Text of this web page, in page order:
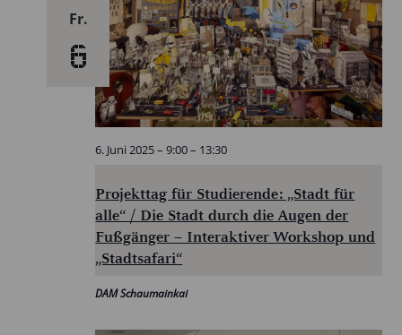
Fr.
6
Projekttag für Studierende: „Stadt für
alle“ / Die Stadt durch die Augen der
Fußgänger – Interaktiver Workshop und
„Stadtsafari“
6. Juni 2025 – 9:00– 13:30
DAM Schaumainkai